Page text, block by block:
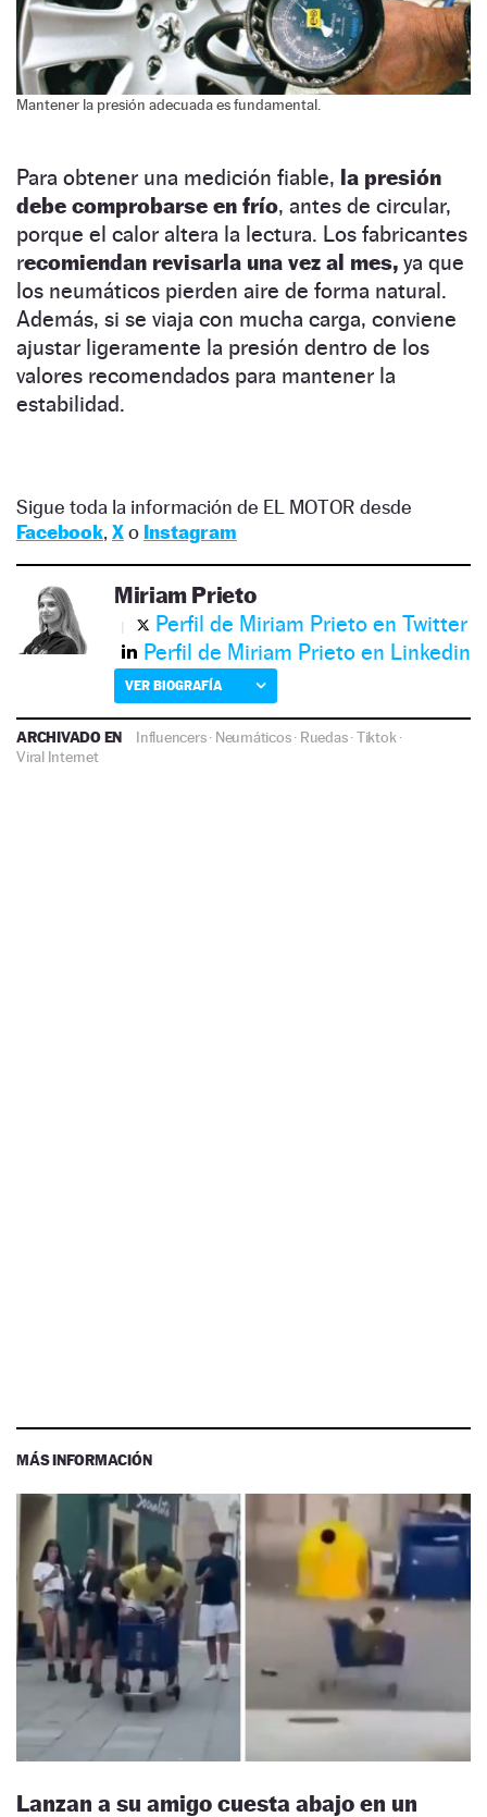
Mantener la presión adecuada es fundamental.
Para obtener una medición fiable, la presión
debe comprobarse en frío, antes de circular,
porque el calor altera la lectura. Los fabricantes
recomiendan revisarla una vez al mes, ya que
los neumáticos pierden aire de forma natural.
Además, si se viaja con mucha carga, conviene
ajustar ligeramente la presión dentro de los
valores recomendados para mantener la
estabilidad.
Sigue toda la información de EL MOTOR desde
Facebook, Xo Instagram
Miriam Prieto
Perfil de Miriam Prieto en Twitter
Perfil de Miriam Prieto en Linkedin
VER BIOGRAFÍA
ARCHIVADO EN Influencers· Neumáticos· Ruedas·Tiktok ·
Viral Internet
MÁS INFORMACIÓN
Lanzan a su amigo cuesta abajo en un